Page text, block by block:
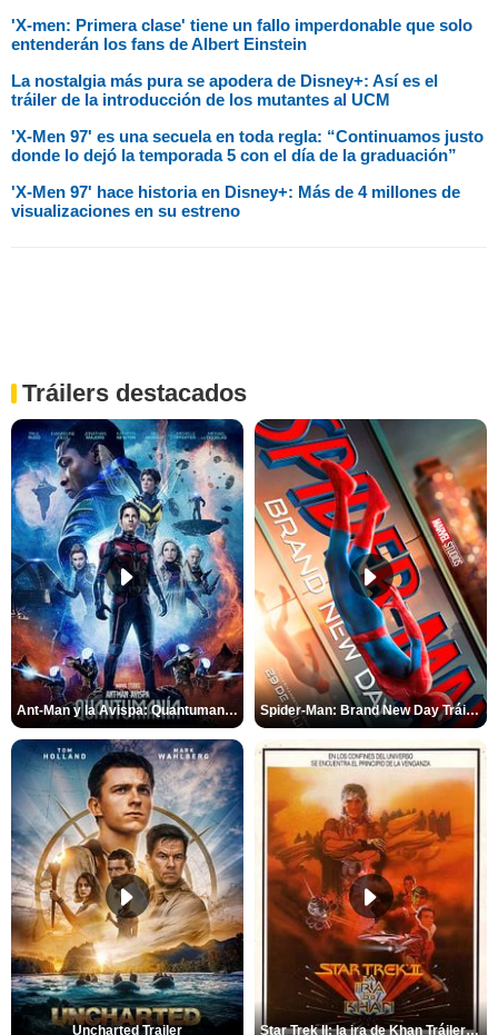
'X-men: Primera clase' tiene un fallo imperdonable que solo
entenderán los fans de Albert Einstein
La nostalgia más pura se apodera de Disney+: Así es el
tráiler de la introducción de los mutantes al UCM
'X-Men 97' es una secuela en toda regla: “Continuamos justo
donde lo dejó la temporada 5 con el día de la graduación”
'X-Men 97' hace historia en Disney+: Más de 4 millones de
visualizaciones en su estreno
Tráilers destacados
Ant-Man y la Avispa: Quantumanía Tráiler (2) Spider-Man: Brand New Day Tráiler (3)
Uncharted Trailer Star Trek II: la ira de Khan Tráiler VO